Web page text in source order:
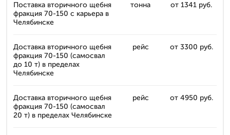
Поставка вторичного щебня
фракция 70-150 с карьера в
Челябинске
тонна от 1341 руб.
Доставка вторичного щебня
фракция 70-150 (самосвал
до 10 т) в пределах
Челябинске
рейс от 3300 руб.
Доставка вторичного щебня
фракция 70-150 (самосвал
20 т) в пределах Челябинске
рейс от 4950 руб.